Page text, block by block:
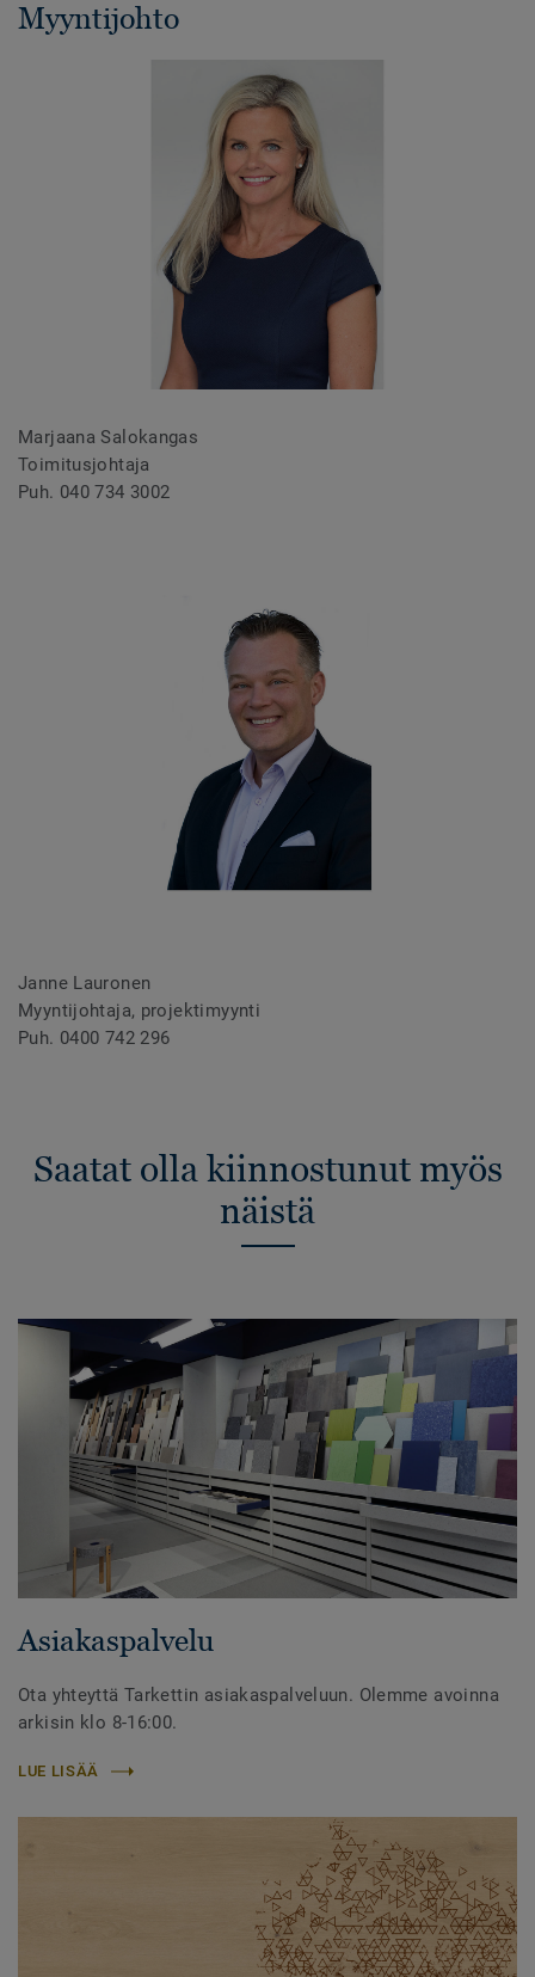
Myyntijohto
Marjaana Salokangas
Toimitusjohtaja
Puh. 040 734 3002
Janne Lauronen
Myyntijohtaja, projektimyynti
Puh. 0400 742 296
Saatat olla kiinnostunut myös
näistä
Asiakaspalvelu
Ota yhteyttä Tarkettin asiakaspalveluun. Olemme avoinna
arkisin klo 8-16:00.
LUE LISÄÄ